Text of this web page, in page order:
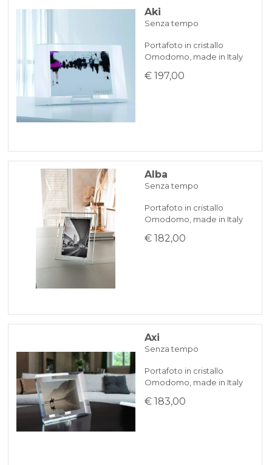
Aki
Senza tempo
Portafoto in cristallo
Omodomo, made in Italy
€ 197,00
Alba
Senza tempo
Portafoto in cristallo
Omodomo, made in Italy
€ 182,00
Axi
Senza tempo
Portafoto in cristallo
Omodomo, made in Italy
€ 183,00